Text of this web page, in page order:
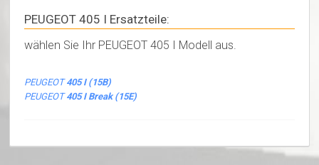
PEUGEOT 405 I Ersatzteile:
wählen Sie Ihr PEUGEOT 405 I Modell aus.
PEUGEOT405 I (15B)
PEUGEOT405 I Break (15E)